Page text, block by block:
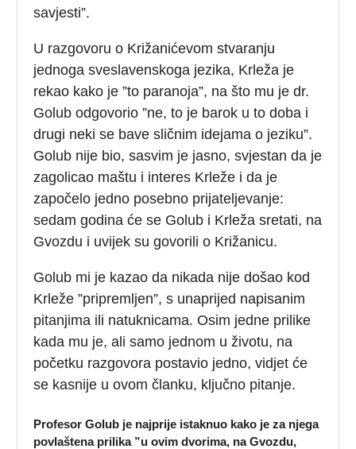
savjesti”.
U razgovoru o Križanićevom stvaranju
jednoga sveslavenskoga jezika, Krleža je
rekao kako je ”to paranoja”, na što mu je dr.
Golub odgovorio ”ne, to je barok u to doba i
drugi neki se bave sličnim idejama o jeziku”.
Golub nije bio, sasvim je jasno, svjestan da je
zagolicao maštu i interes Krleže i da je
započelo jedno posebno prijateljevanje:
sedam godina će se Golub i Krleža sretati, na
Gvozdu i uvijek su govorili o Križanicu.
Golub mi je kazao da nikada nije došao kod
Krleže ”pripremljen”, s unaprijed napisanim
pitanjima ili natuknicama. Osim jedne prilike
kada mu je, ali samo jednom u životu, na
početku razgovora postavio jedno, vidjet će
se kasnije u ovom članku, ključno pitanje.
Profesor Golub je najprije istaknuo kako je za njega
povlaštena prilika ”u ovim dvorima, na Gvozdu,